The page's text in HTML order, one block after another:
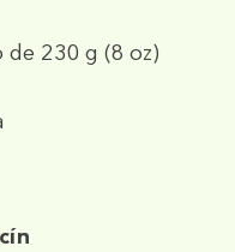
230 g (8 oz)